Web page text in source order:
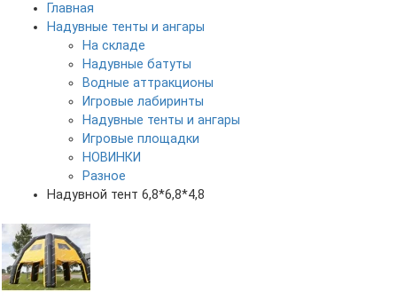
Главная
Надувные тенты и ангары
На складе
Надувные батуты
Водные аттракционы
Игровые лабиринты
Надувные тенты и ангары
Игровые площадки
НОВИНКИ
Разное
Надувной тент 6,8*6,8*4,8